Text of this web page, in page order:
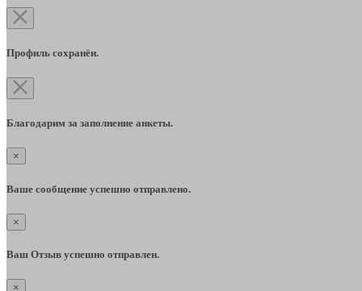
Профиль сохранён.
Благодарим за заполнение анкеты.
×
Ваше сообщение успешно отправлено.
×
Ваш Отзыв успешно отправлен.
×